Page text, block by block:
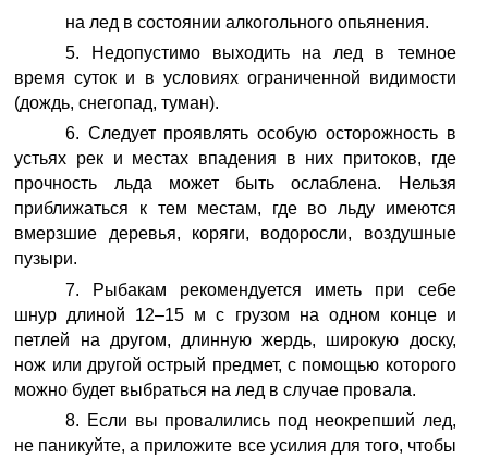
на лед в состоянии алкогольного опьянения.
5. Недопустимо выходить на лед в темное
время суток и в условиях ограниченной видимости
(дождь, снегопад, туман).
6. Следует проявлять особую осторожность в
устьях рек и местах впадения в них притоков, где
прочность льда может быть ослаблена. Нельзя
приближаться к тем местам, где во льду имеются
вмерзшие деревья, коряги, водоросли, воздушные
пузыри.
7. Рыбакам рекомендуется иметь при себе
шнур длиной 12–15 м с грузом на одном конце и
петлей на другом, длинную жердь, широкую доску,
нож или другой острый предмет, с помощью которого
можно будет выбраться на лед в случае провала.
8. Если вы провалились под неокрепший лед,
не паникуйте, а приложите все усилия для того, чтобы